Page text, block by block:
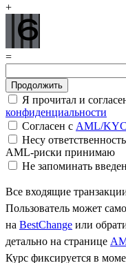
+
=
Я прочитал и
конфиденциальности
Согласен с AML/
Несу
AML-риски принимаю
Не запоминать
Все входящие
Пользователь может
на BestChange или
детально на странице
Курс фиксируется в